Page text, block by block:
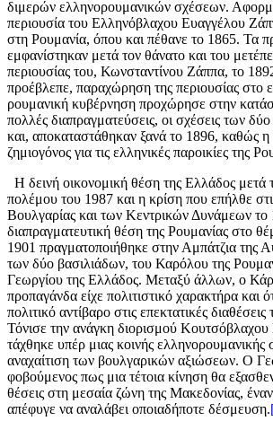
διμερών ελληνορουμανικών σχέσεων.
περιουσία του Ελληνόβλαχου Ευαγγέλου
στη Ρουμανία, όπου και πέθανε το 1865. Τα
εμφανίστηκαν μετά τον θάνατο και του
περιουσίας του, Κωνσταντίνου Ζάππα, το
προέβλεπε, παραχώρηση της περιουσίας στο
ρουμανική κυβέρνηση προχώρησε στην
πολλές διαπραγματεύσεις, οι σχέσεις των
και, αποκαταστάθηκαν ξανά το 1896, καθώς
ζημιογόνος για τις ελληνικές παροικίες της
Η δεινή οικονομική θέση της Ελλάδος μετά
πολέμου του 1987 και η κρίση που επήλθε
Βουλγαρίας και των Κεντρικών Δυνάμεων το
διαπραγματευτική θέση της Ρουμανίας στο
1901 πραγματοποιήθηκε στην Αμπάτζια της
των δύο βασιλιάδων, του Καρόλου της
Γεωργίου της Ελλάδος. Μεταξύ άλλων, ο
προπαγάνδα είχε πολιτιστικό χαρακτήρα και
πολιτικό αντίβαρο στις επεκτατικές
Τόνισε την ανάγκη διορισμού Κουτσόβλαχου
τάχθηκε υπέρ μιας κοινής ελληνορουμανικής
αναχαίτιση των βουλγαρικών αξιώσεων. Ο
φοβούμενος πως μια τέτοια κίνηση θα
θέσεις στη μεσαία ζώνη της Μακεδονίας,
απέφυγε να αναλάβει οποιαδήποτε δέσμευση.